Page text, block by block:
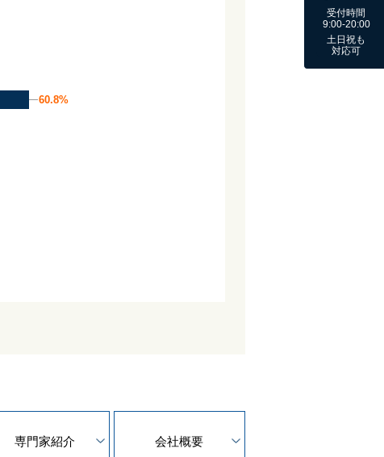
60.8%
60.8%
専門家紹介 会社概要
受付時間
9:00-20:00
土日祝も
対応可